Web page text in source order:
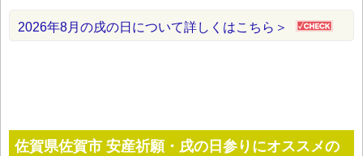
2026年8月の戌の日について詳しくはこちら＞
佐賀県佐賀市 安産祈願・戌の日参りにオススメの